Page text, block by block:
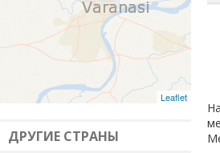
Leaflet
ДРУГИЕ СТРАНЫ